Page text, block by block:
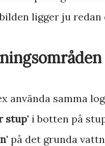
ligger ju redan
använda samma
stup' i botten på
' på det grunda